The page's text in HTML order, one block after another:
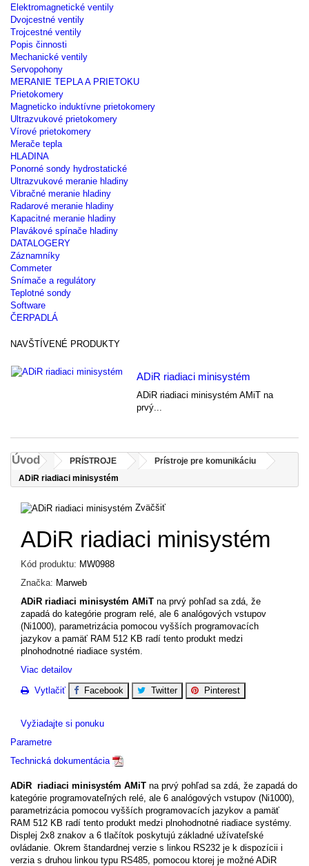
Elektromagnetické ventily
Dvojcestné ventily
Trojcestné ventily
Popis činnosti
Mechanické ventily
Servopohony
MERANIE TEPLA A PRIETOKU
Prietokomery
Magneticko induktívne prietokomery
Ultrazvukové prietokomery
Vírové prietokomery
Merače tepla
HLADINA
Ponorné sondy hydrostatické
Ultrazvukové meranie hladiny
Vibračné meranie hladiny
Radarové meranie hladiny
Kapacitné meranie hladiny
Plavákové spínače hladiny
DATALOGERY
Záznamníky
Commeter
Snímače a regulátory
Teplotné sondy
Software
ČERPADLÁ
NAVŠTÍVENÉ PRODUKTY
ADiR riadiaci minisystém
ADiR riadiaci minisystém AMiT na
prvý...
Úvod PRÍSTROJE
Prístroje pre komunikáciu
ADiR riadiaci minisystém
Zväčšiť
ADiR riadiaci minisystém
Kód produktu: MW0988
Značka: Marweb
ADiR riadiaci minisystém AMiT na prvý pohľad sa zdá, že
zapadá do kategórie program relé, ale 6 analógových vstupov
(Ni1000), parametrizácia pomocou vyšších programovacích
jazykov a pamäť RAM 512 KB radí tento produkt medzi
plnohodnotné riadiace systém.
Viac detailov
Vytlačiť
Facebook Twitter Pinterest
Vyžiadajte si ponuku
Parametre
Technická dokumentácia
ADiR riadiaci minisystém AMiT na prvý pohľad sa zdá, že zapadá do
kategórie programovateľných relé, ale 6 analógových vstupov (Ni1000),
parametrizácia pomocou vyšších programovacích jazykov a pamäť
RAM 512 KB radí tento produkt medzi plnohodnotné riadiace systémy.
Displej 2x8 znakov a 6 tlačítok poskytujú základné užívateľské
ovládanie. Okrem štandardnej verzie s linkou RS232 je k dispozícii i
verzia s druhou linkou typu RS485, pomocou ktorej je možné ADiR